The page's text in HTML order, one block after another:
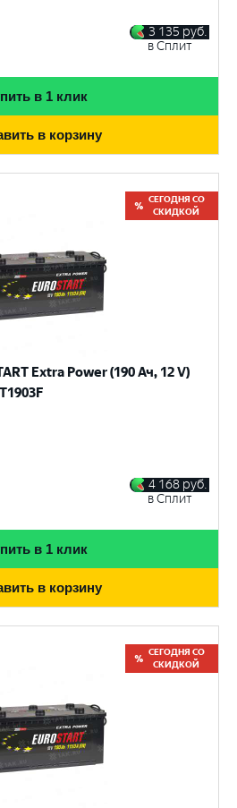
3 135 руб.
в Сплит
в 1 клик
в корзину
СЕГОДНЯ СО
СКИДКОЙ
Extra Power (190 Ач, 12 V)
4 168 руб.
в Сплит
в 1 клик
в корзину
СЕГОДНЯ СО
СКИДКОЙ